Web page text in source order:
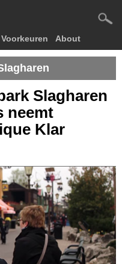
Voorkeuren About
Slagharen
neemt
Klar